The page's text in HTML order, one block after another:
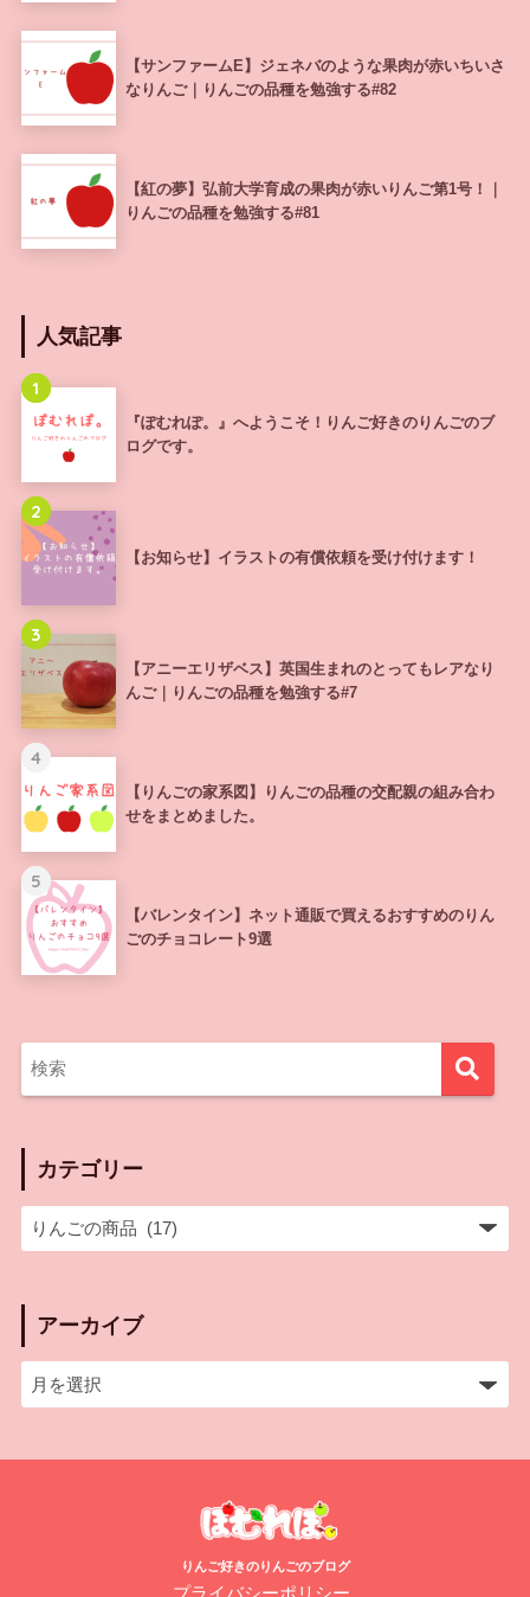
【サンファームE】ジェネバのような果肉が赤いちいさ
なりんご｜りんごの品種を勉強する#82
【紅の夢】弘前大学育成の果肉が赤いりんご第1号！｜
りんごの品種を勉強する#81
人気記事
1
『ぽむれぽ。』へようこそ！りんご好きのりんごのブ
ログです。
2
【お知らせ】イラストの有償依頼を受け付けます！
3
【アニーエリザベス】英国生まれのとってもレアなり
んご｜りんごの品種を勉強する#7
4
【りんごの家系図】りんごの品種の交配親の組み合わ
せをまとめました。
5
【バレンタイン】ネット通販で買えるおすすめのりん
ごのチョコレート9選
カテゴリー
アーカイブ
りんご好きのりんごのブログ